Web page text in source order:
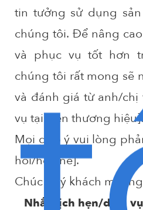
tin tưởng sử dụng
chúng tôi. Để nâng
và phục vụ tốt hơn
chúng tôi rất mong sẽ
và đánh giá từ anh/chị
vụ tại [Tên thương
Mọi góp ý vui lòng
hồi/hotline].
Chúc quý khách một
Nhắc lịch hẹn/dịch